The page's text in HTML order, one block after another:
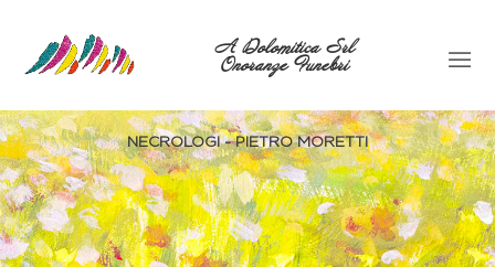
A Dolomitica Srl
Onoranze Funebri
NECROLOGI - PIETRO MORETTI